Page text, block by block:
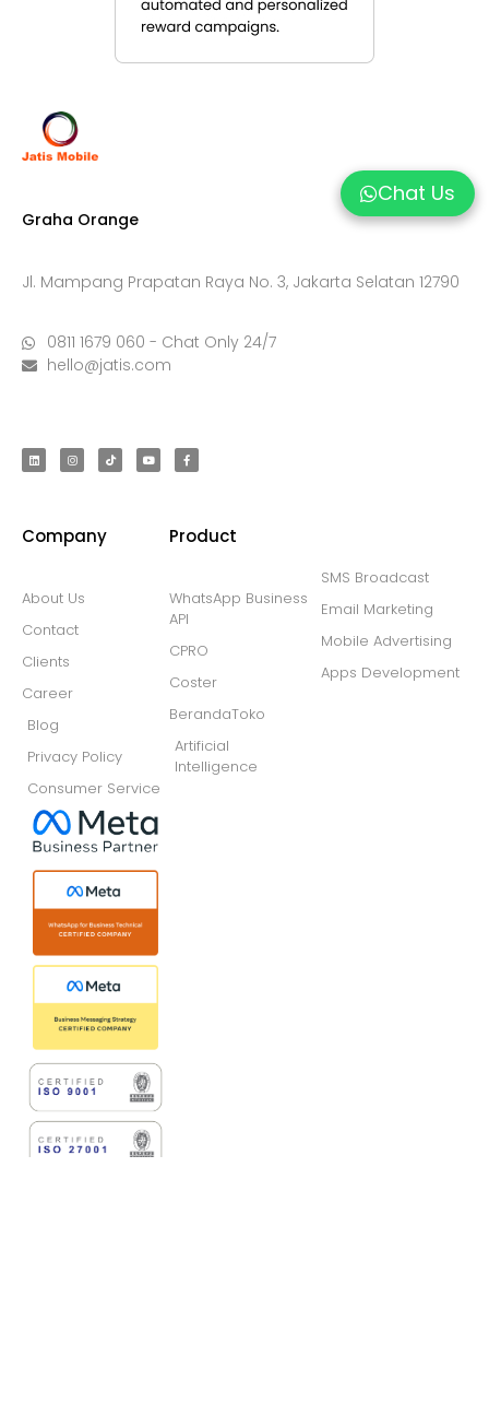
Graha Orange
Jl. Mampang Prapatan Raya No. 3, Jakarta Selatan 12790
0811 1679 060 - Chat Only 24/7
hello@jatis.com
Company
About Us
Contact
Clients
Career
Blog
Privacy Policy
Consumer Service
Product
WhatsApp Business
API
CPRO
Coster
BerandaToko
Artificial
Intelligence
SMS Broadcast
Email Marketing
Mobile Advertising
Apps Development
Chat Us